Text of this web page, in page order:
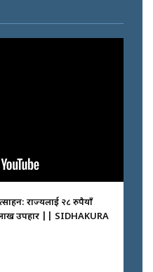
राज्यलाई २८ रुपैयाँ
लाख उपहार || SIDHAKURA